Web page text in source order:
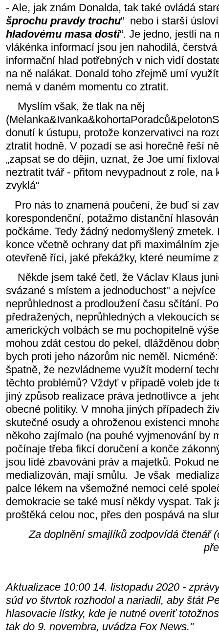
- Ale, jak znám Donalda, tak také ovládá
šprochu pravdy trochu“ nebo i starší úsloví
hladovému masa dosti“. Je jedno, jestli na
vlákénka informací jsou jen nahodilá,
informační hlad potřebných v nich vidí
na ně nalákat. Donald toho zřejmě umí
nemá v daném momentu co ztratit.
Myslím však, že tlak na něj
donutí k ústupu, protože konzervativci na
ztratit hodně. V pozadí se asi horečně řeší
„zapsat se do dějin, uznat, že Joe umí
neztratit tvář - přitom nevypadnout z role, na
zvyklá“
Pro nás to znamená poučení, že buď si
korespondenční, potažmo distanční
počkáme. Tedy žádný nedomyšlený
konce včetně ochrany dat při maximálním
otevřeně říci, jaké překážky, které neumíme
Někde jsem také četl, že Václav Klaus
svázané s místem a jednoduchost" a
neprůhlednost a prodloužení času sčítání.
předražených, neprůhledných a vlekoucích
amerických volbách se mu pochopitelně
mohou zdát cestou do pekel, dlážděnou
bych proti jeho názorům nic neměl.
špatně, že nezvládneme využít moderní
těchto problémů? Vždyť v případě voleb jde
jiný způsob realizace práva jednotlivce a
obecné politiky. V mnoha jiných případech
skutečné osudy a ohroženou existenci
někoho zajímalo (na pouhé vyjmenování by
počínaje třeba fikcí doručení a konče
jsou lidé zbavováni práv a majetků. Pokud
medializován, mají smůlu. Je však
palce lékem na všemožné nemoci celé
demokracie se také musí někdy vyspat. Tak
proštěká celou noc, přes den pospává na
Za doplnění smajlíků zodpovídá čtenář
Aktualizace 10:00 14. listopadu 2020 -
súd vo štvrtok rozhodol a nariadil, aby štát
hlasovacie lístky, kde je nutné overiť
tak do 9. novembra, uvádza Fox News."